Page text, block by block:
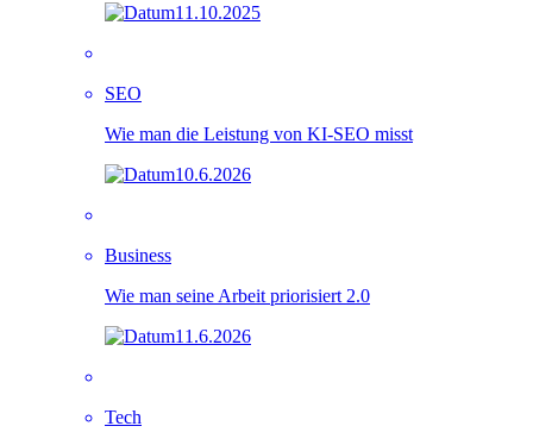
11.10.2025
SEO
Wie man die Leistung von KI-SEO misst
10.6.2026
Business
Wie man seine Arbeit priorisiert 2.0
11.6.2026
Tech